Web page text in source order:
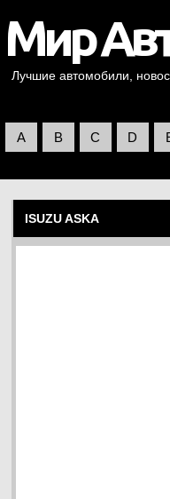
Лучшие автомобили,
A B C D
ISUZU ASKA